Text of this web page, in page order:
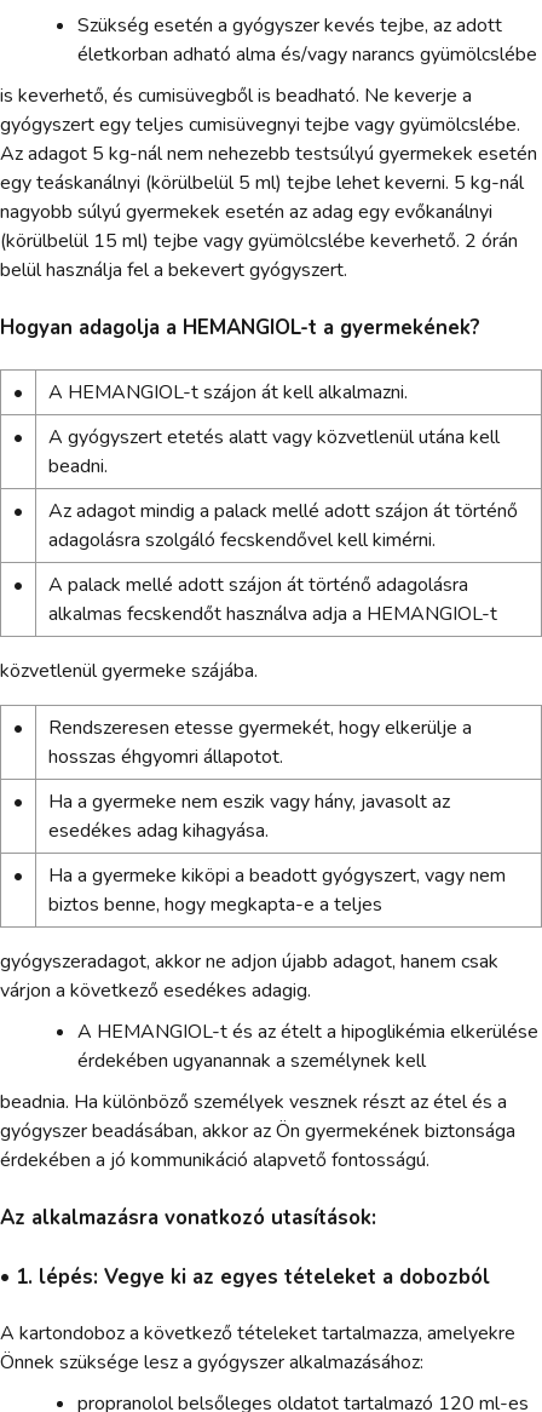
Szükség esetén a gyógyszer kevés tejbe, az adott
életkorban adható alma és/vagy narancs gyümölcslébe
is keverhető, és cumisüvegből is beadható. Ne keverje a
gyógyszert egy teljes cumisüvegnyi tejbe vagy gyümölcslébe.
Az adagot 5 kg-nál nem nehezebb testsúlyú gyermekek esetén
egy teáskanálnyi (körülbelül 5 ml) tejbe lehet keverni. 5 kg-nál
nagyobb súlyú gyermekek esetén az adag egy evőkanálnyi
(körülbelül 15 ml) tejbe vagy gyümölcslébe keverhető. 2 órán
belül használja fel a bekevert gyógyszert.
Hogyan adagolja a HEMANGIOL-t a gyermekének?
•
A HEMANGIOL-t szájon át kell alkalmazni.
•
A gyógyszert etetés alatt vagy közvetlenül utána kell
beadni.
•
Az adagot mindig a palack mellé adott szájon át történő
adagolásra szolgáló fecskendővel kell kimérni.
•
A palack mellé adott szájon át történő adagolásra
alkalmas fecskendőt használva adja a HEMANGIOL-t
közvetlenül gyermeke szájába.
•
Rendszeresen etesse gyermekét, hogy elkerülje a
hosszas éhgyomri állapotot.
•
Ha a gyermeke nem eszik vagy hány, javasolt az
esedékes adag kihagyása.
•
Ha a gyermeke kiköpi a beadott gyógyszert, vagy nem
biztos benne, hogy megkapta-e a teljes
gyógyszeradagot, akkor ne adjon újabb adagot, hanem csak
várjon a következő esedékes adagig.
A HEMANGIOL-t és az ételt a hipoglikémia elkerülése
érdekében ugyanannak a személynek kell
beadnia. Ha különböző személyek vesznek részt az étel és a
gyógyszer beadásában, akkor az Ön gyermekének biztonsága
érdekében a jó kommunikáció alapvető fontosságú.
Az alkalmazásra vonatkozó utasítások:
• 1. lépés: Vegye ki az egyes tételeket a dobozból
A kartondoboz a következő tételeket tartalmazza, amelyekre
Önnek szüksége lesz a gyógyszer alkalmazásához:
propranolol belsőleges oldatot tartalmazó 120 ml-es